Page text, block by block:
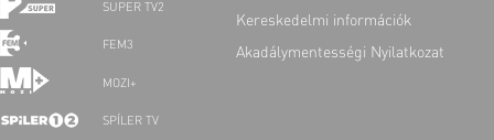
SUPER TV2
FEM3
MOZI+
SPÍLER TV
Kereskedelmi információk
Akadálymentességi Nyilatkozat